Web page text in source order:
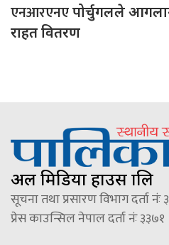
एनआरएनएपोर्चुगलले
राहत वितरण
अल मिडिया हाउस प्रालि
सूचना तथा प्रसारण विभाग दर्ता
प्रेस काउन्सिल नेपाल दर्ता नंः ३३७१